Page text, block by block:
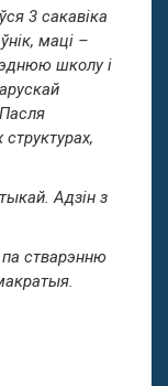
3 сакавіка
маці –
школу і
Адзін з
па стварэнню